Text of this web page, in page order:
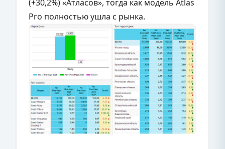
(+30,2%) «Атласов», тогда как модель Atlas
Pro полностью ушла с рынка.